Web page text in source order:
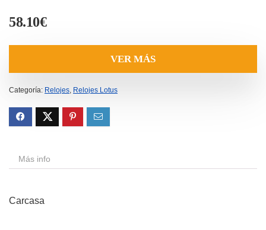
58.10€
VER MÁS
Categoría: Relojes, Relojes Lotus
Más info
Carcasa